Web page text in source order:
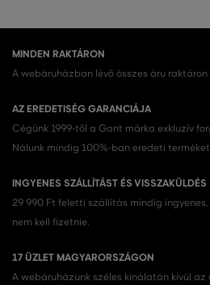
MINDEN RAKTÁRON
A webáruházban lévő összes áru raktáron
AZ EREDETISÉG GARANCIÁJA
Cégünk 1999-től a Gant márka exkluzív
Nálunk mindig 100%-ban eredeti terméket
INGYENES SZÁLLÍTÁST ÉS VISSZAKÜLDÉS
29 990 Ft feletti szállítás mindig
nem kell fizetnie.
17 ÜZLET MAGYARORSZÁGON
A webáruházunk széles kínálatán kívül az